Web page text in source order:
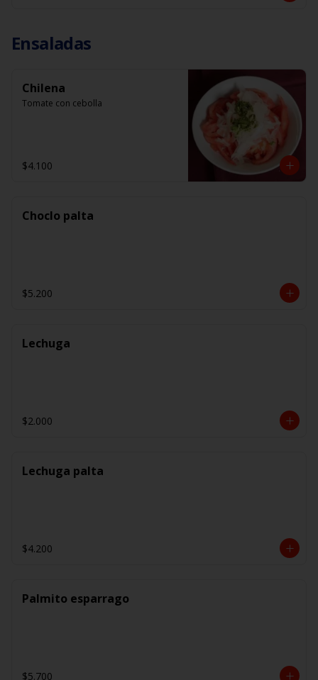
Ensaladas
Chilena
Tomate con cebolla
$4.100
Choclo palta
$5.200
Lechuga
$2.000
Lechuga palta
$4.200
Palmito esparrago
$5.700